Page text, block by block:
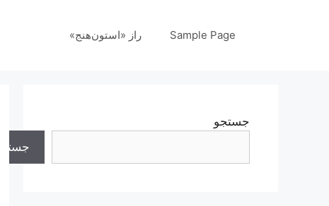
Sample Page راز «استون‌هنج»
جستجو
جستجو